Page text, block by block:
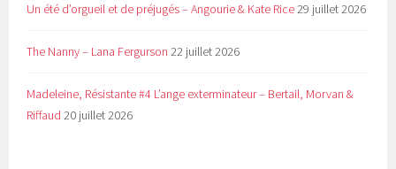
Un été d’orgueil et de préjugés – Angourie & Kate Rice29 juillet 2026
The Nanny – Lana Fergurson 22 juillet 2026
Madeleine, Résistante #4 L’ange exterminateur – Bertail, Morvan &
Riffaud 20 juillet 2026